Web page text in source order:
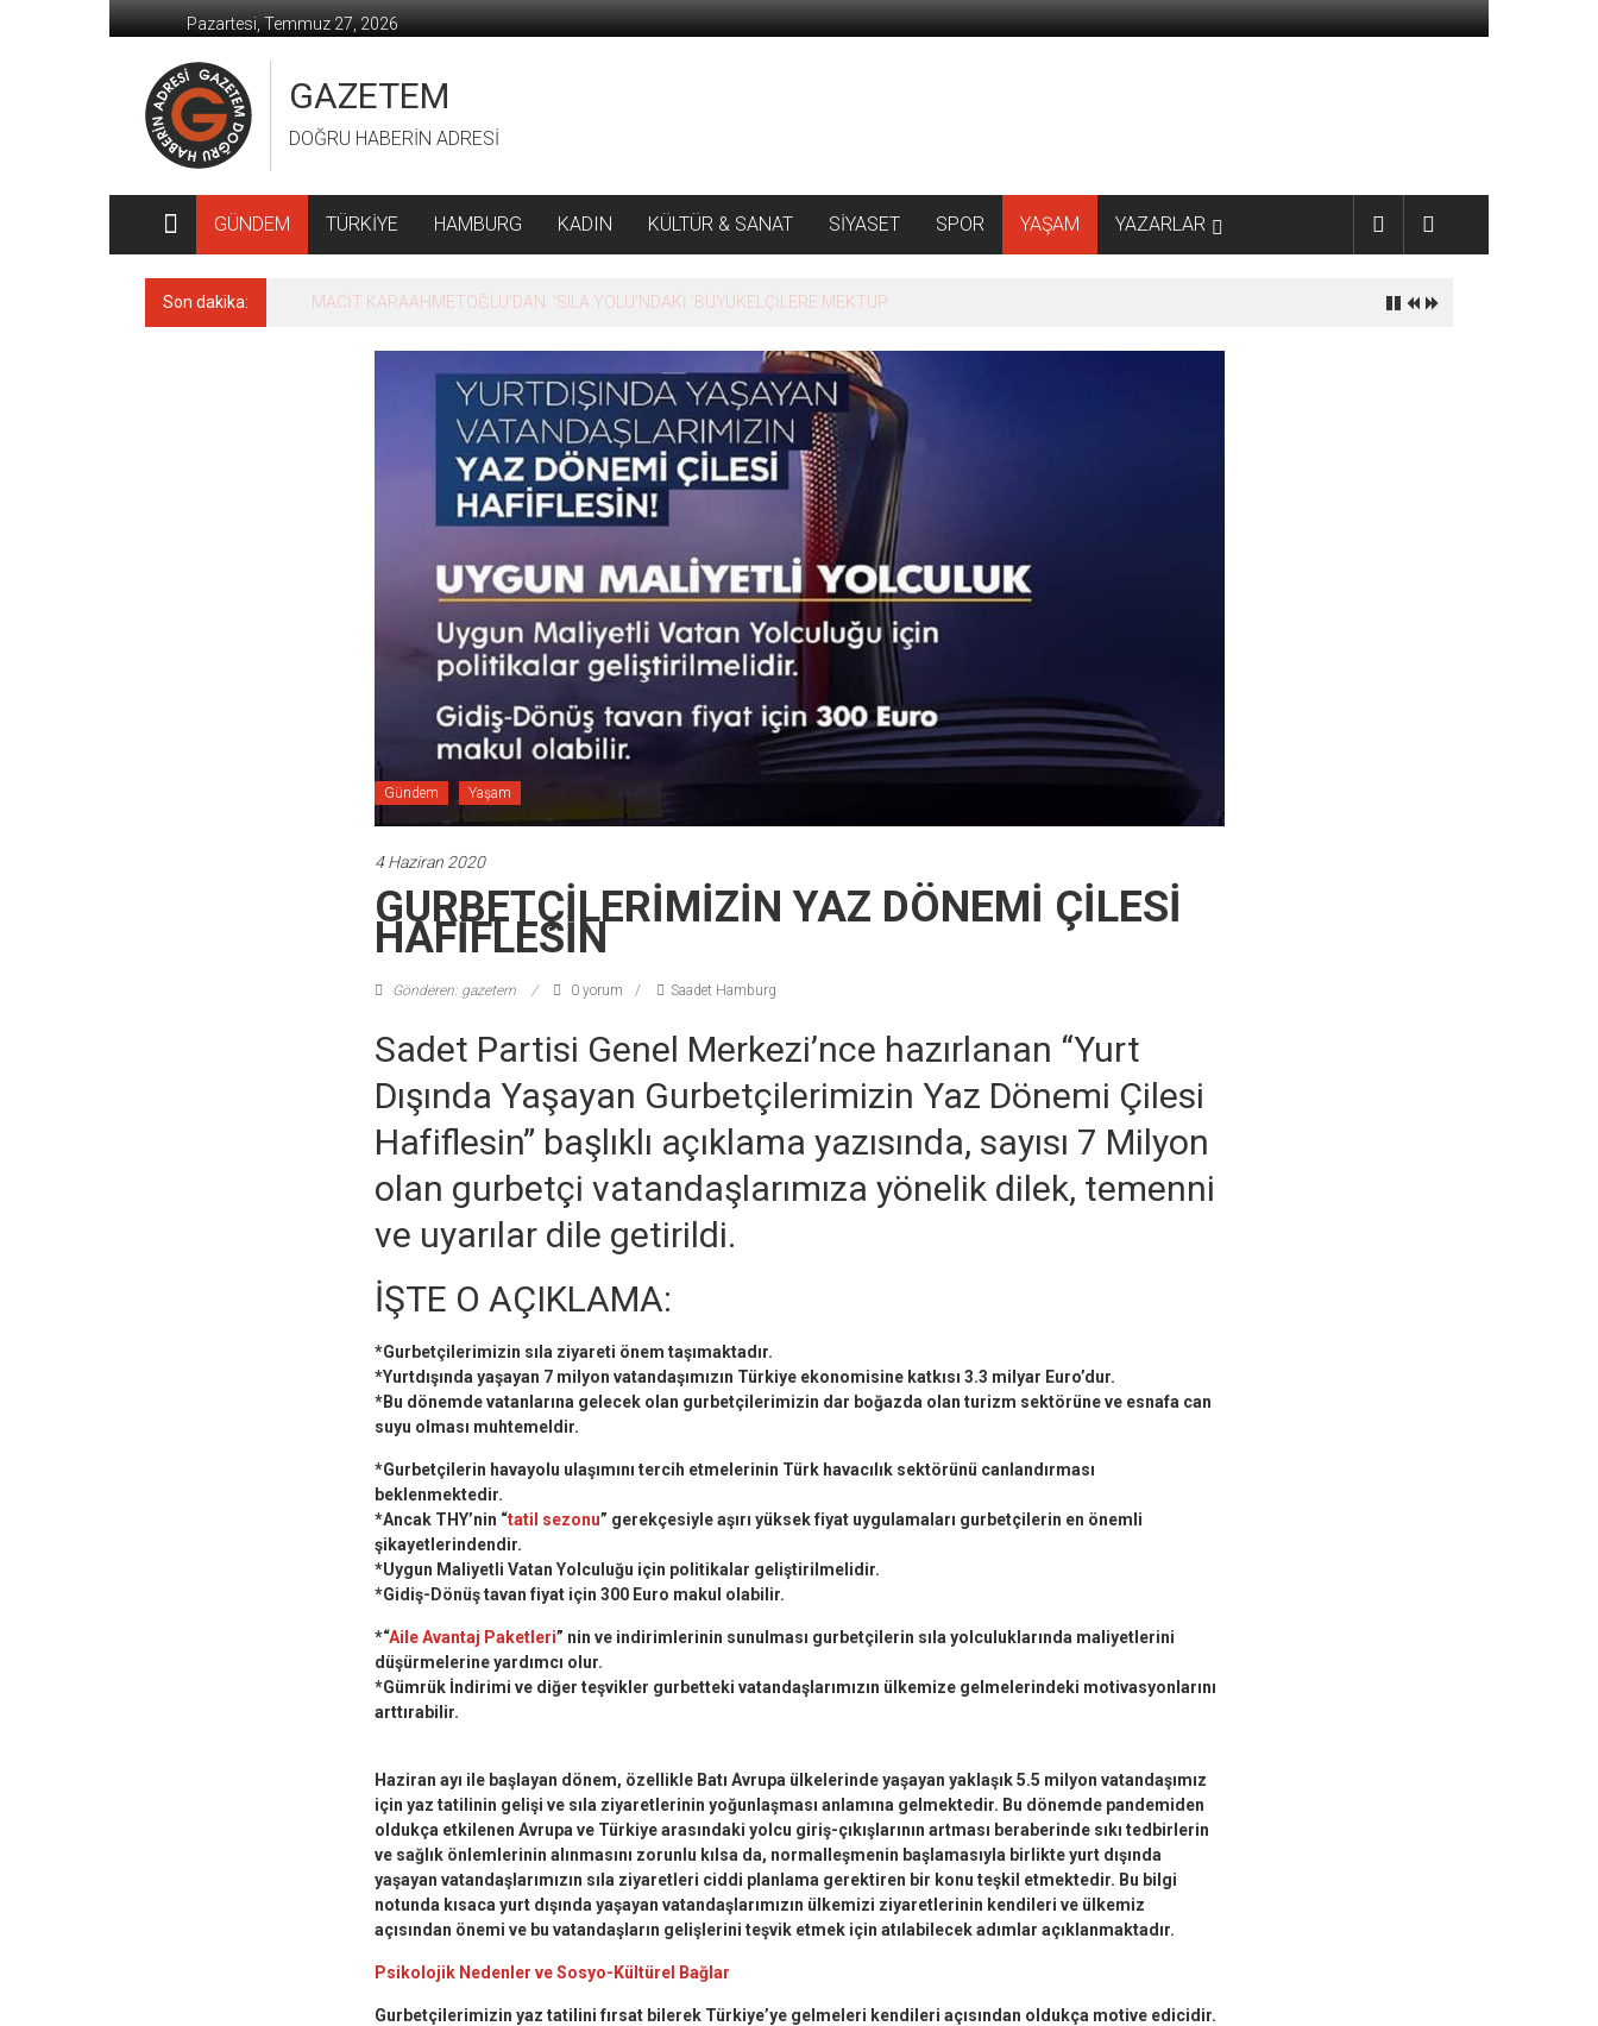
geç
Pazartesi, Temmuz 27, 2026
GAZETEM
DOĞRU HABERİN ADRESİ
GÜNDEM TÜRKİYE HAMBURG KADIN KÜLTÜR & SANAT SİYASET SPOR YAŞAM YAZARLAR
Son dakika: MACİT KARAAHMETOĞLU’DAN ‘SILA YOLU’NDAKİ ’BÜYÜKELÇİLERE MEKTUP
Gündem Yaşam
4 Haziran 2020
GURBETÇİLERİMİZİN YAZ DÖNEMİ ÇİLESİ
HAFİFLESİN
Gönderen: gazetem 0 yorum Saadet Hamburg
Sadet Partisi Genel Merkezi’nce hazırlanan “Yurt
Dışında Yaşayan Gurbetçilerimizin Yaz Dönemi Çilesi
Hafiflesin” başlıklı açıklama yazısında, sayısı 7 Milyon
olan gurbetçi vatandaşlarımıza yönelik dilek, temenni
ve uyarılar dile getirildi.
İŞTE O AÇIKLAMA:
*Gurbetçilerimizin sıla ziyareti önem taşımaktadır.
*Yurtdışında yaşayan 7 milyon vatandaşımızın Türkiye ekonomisine katkısı 3.3 milyar Euro’dur.
*Bu dönemde vatanlarına gelecek olan gurbetçilerimizin dar boğazda olan turizm sektörüne ve esnafa can
suyu olması muhtemeldir.
*Gurbetçilerin havayolu ulaşımını tercih etmelerinin Türk havacılık sektörünü canlandırması
beklenmektedir.
*Ancak THY’nin “tatil sezonu” gerekçesiyle aşırı yüksek fiyat uygulamaları gurbetçilerin en önemli
şikayetlerindendir.
*Uygun Maliyetli Vatan Yolculuğu için politikalar geliştirilmelidir.
*Gidiş-Dönüş tavan fiyat için 300 Euro makul olabilir.
*“Aile Avantaj Paketleri” nin ve indirimlerinin sunulması gurbetçilerin sıla yolculuklarında maliyetlerini
düşürmelerine yardımcı olur.
*Gümrük İndirimi ve diğer teşvikler gurbetteki vatandaşlarımızın ülkemize gelmelerindeki motivasyonlarını
arttırabilir.
Haziran ayı ile başlayan dönem, özellikle Batı Avrupa ülkelerinde yaşayan yaklaşık 5.5 milyon vatandaşımız
için yaz tatilinin gelişi ve sıla ziyaretlerinin yoğunlaşması anlamına gelmektedir. Bu dönemde pandemiden
oldukça etkilenen Avrupa ve Türkiye arasındaki yolcu giriş-çıkışlarının artması beraberinde sıkı tedbirlerin
ve sağlık önlemlerinin alınmasını zorunlu kılsa da, normalleşmenin başlamasıyla birlikte yurt dışında
yaşayan vatandaşlarımızın sıla ziyaretleri ciddi planlama gerektiren bir konu teşkil etmektedir. Bu bilgi
notunda kısaca yurt dışında yaşayan vatandaşlarımızın ülkemizi ziyaretlerinin kendileri ve ülkemiz
açısından önemi ve bu vatandaşların gelişlerini teşvik etmek için atılabilecek adımlar açıklanmaktadır.
Psikolojik Nedenler ve Sosyo-Kültürel Bağlar
Gurbetçilerimizin yaz tatilini fırsat bilerek Türkiye’ye gelmeleri kendileri açısından oldukça motive edicidir.